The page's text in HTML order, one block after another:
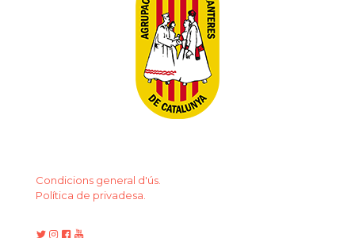
Condicions general d'ús.
Política de privadesa.